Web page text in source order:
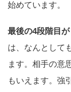
始めています。
最後の4段階目が
は、なんとして
ます。相手の意
もいえます。強